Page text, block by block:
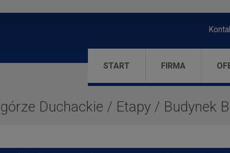
START FIRMA
Duchackie / Etapy / Budynek